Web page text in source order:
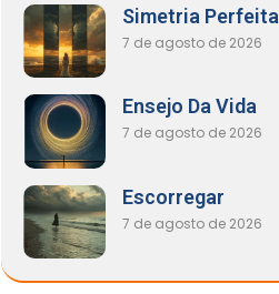
Simetria Perfeita
7 de agosto de 2026
Ensejo Da Vida
7 de agosto de 2026
Escorregar
7 de agosto de 2026